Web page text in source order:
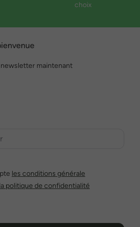
choix
maintenant
les conditions générale
la politique de confidentialité